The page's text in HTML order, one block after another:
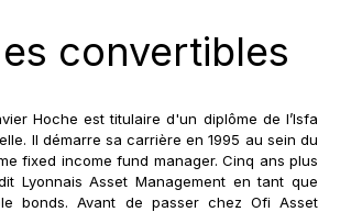
convertibles
Hoche est titulaire d'un diplôme de l’Isfa
Il démarre sa carrière en 1995 au sein du
fixed income fund manager. Cinq ans plus
Lyonnais Asset Management en tant que
bonds. Avant de passer chez Ofi Asset